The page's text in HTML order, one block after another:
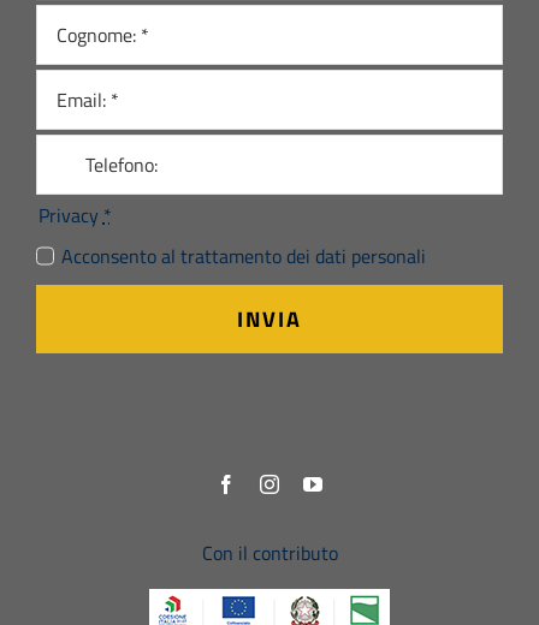
Privacy *
Acconsento al trattamento dei dati personali
INVIA
Con il contributo